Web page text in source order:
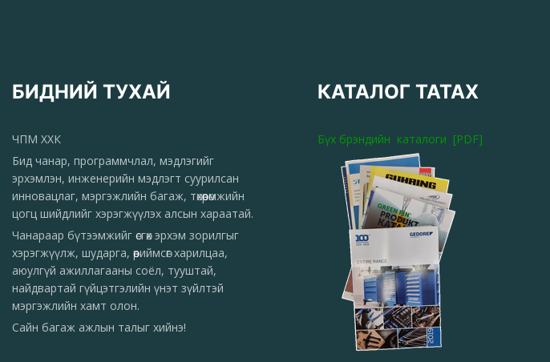
БИДНИЙ ТУХАЙ
ЧПМ ХХК
Бид чанар, программчлал, мэдлэгийг
эрхэмлэн, инженерийн мэдлэгт суурилсан
инновацлаг, мэргэжлийн багаж, төхөөрөмжийн
цогц шийдлийг хэрэгжүүлэх алсын хараатай.
Чанараар бүтээмжийг өсгөх эрхэм зорилгыг
хэрэгжүүлж, шударга, өөриймсөг харилцаа,
аюулгүй ажиллагааны соёл, тууштай,
найдвартай гүйцэтгэлийн үнэт зүйлтэй
мэргэжлийн хамт олон.
Сайн багаж ажлын талыг хийнэ!
КАТАЛОГ ТАТАХ
Бүх брэндийн каталоги [PDF]